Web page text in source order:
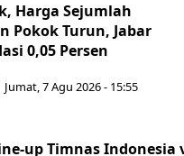
Harga Sejumlah
Pokok Turun, Jabar
0,05 Persen
Jumat, 7 Agu 2026 - 15:55
up Timnas Indonesia